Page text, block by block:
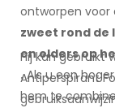
ontworpen voor
zweet rond de
en eldersop
. Alsueen
hem te
Hij kan gebruikt
Antiperspirant